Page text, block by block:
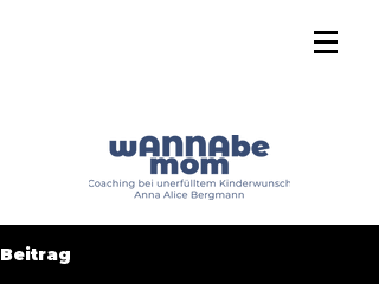
Beitrag